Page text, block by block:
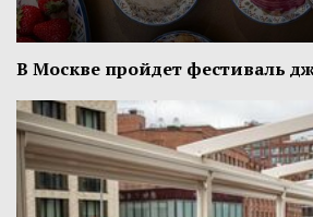
В Москве пройдет фестиваль